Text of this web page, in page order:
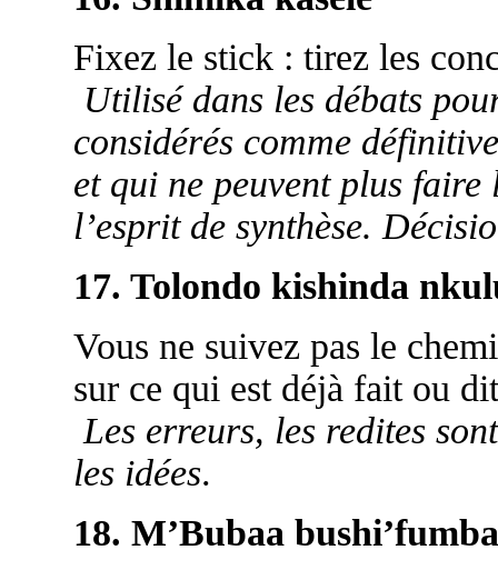
Fixez le stick : tirez les
Utilisé dans les débats
considérés comme
et qui ne peuvent plus faire
l’esprit de synthèse.
17. Tolondo kishinda
Vous ne suivez pas le
sur ce qui est déjà fait ou
Les erreurs, les redites
les idées.
18. M’Bubaa